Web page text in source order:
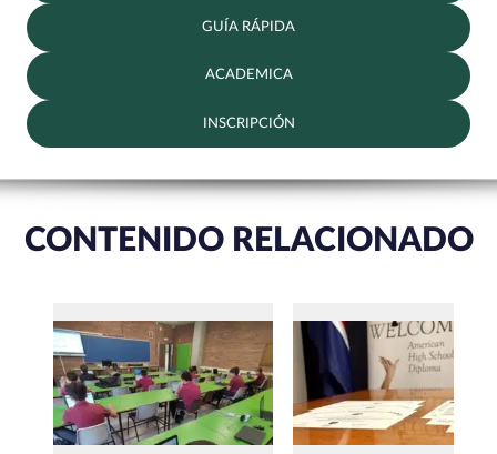
GUÍA RÁPIDA
ACADEMICA
INSCRIPCIÓN
CONTENIDO RELACIONADO